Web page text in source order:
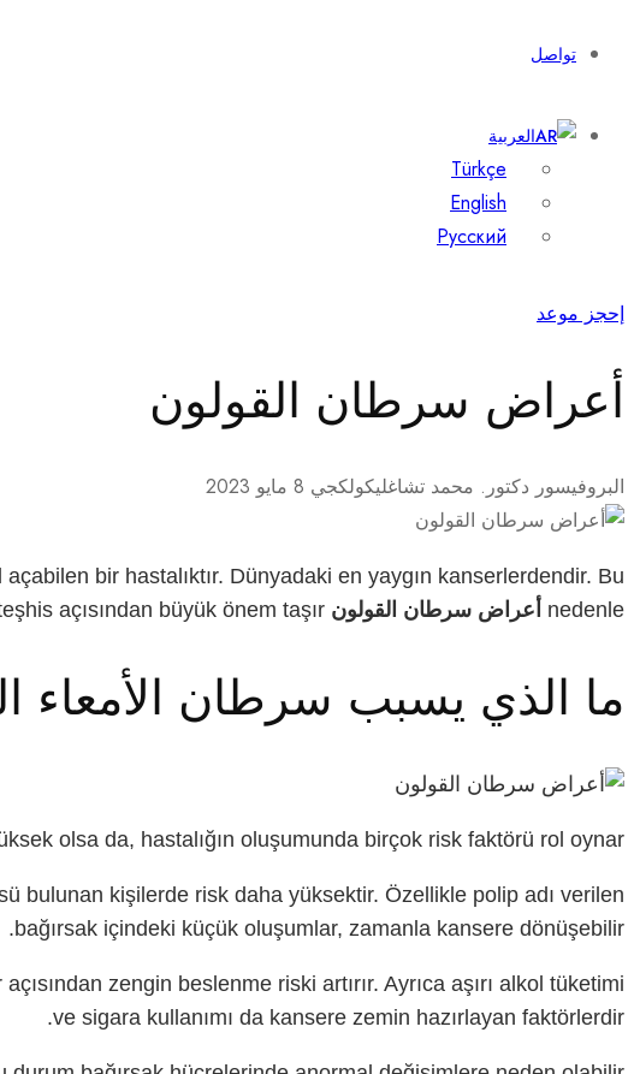
تواصل
العربية
Türkçe
English
Русский
إحجز موعد
أعراض سرطان القولون
البروفيسور دكتور. محمد تشاغليكولكجي 8 مايو 2023
bir hastalıktır. Dünyadaki en yaygın kanserlerdendir. Bu
nedenle أعراض سرطان القولون
ما الذي يسبب سرطان الأمعاء
olsa da, hastalığın oluşumunda birçok risk faktörü rol oynar.
bulunan kişilerde risk daha yüksektir. Özellikle polip adı verilen
bağırsak içindeki küçük oluşumlar, zamanla kansere dönüşebilir.
zengin beslenme riski artırır. Ayrıca aşırı alkol tüketimi
ve sigara kullanımı da kansere zemin hazırlayan faktörlerdir.